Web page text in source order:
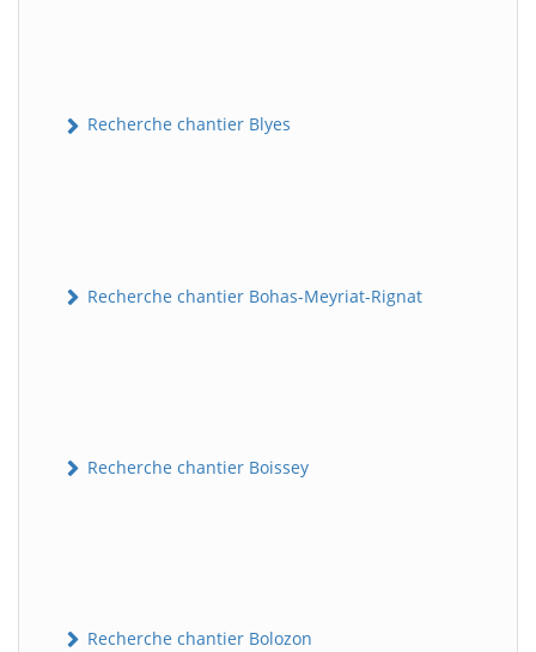
Recherche chantier Blyes
Recherche chantier Bohas-Meyriat-Rignat
Recherche chantier Boissey
Recherche chantier Bolozon